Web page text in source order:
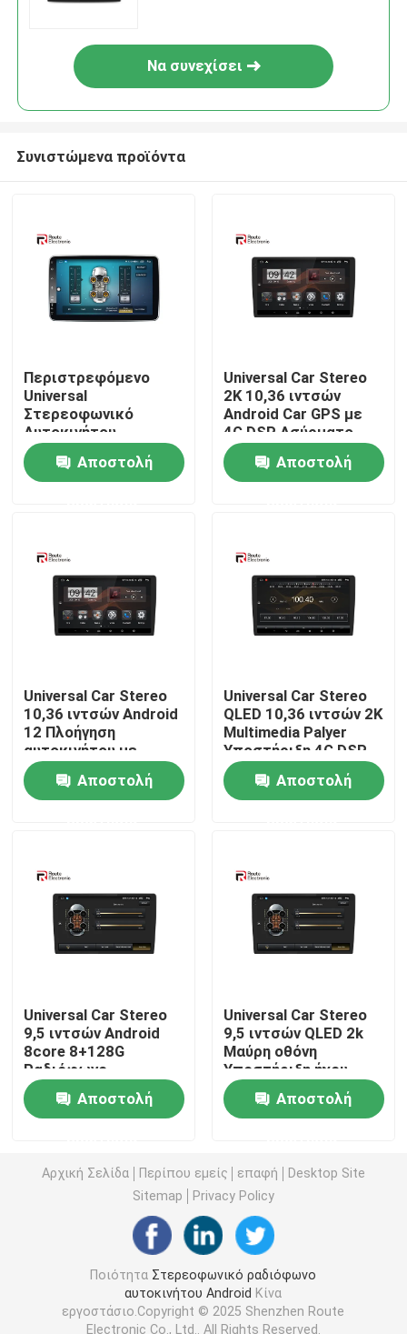
Αρχική Σελίδα
Προϊόντα
Γύρος εργοστασίων
Ποιοτικός έλεγχος
επαφή
Νέα
Όλες οι περιπτώσεις
Στερεοφωνικό ραδιόφωνο αυτοκινήτου Android
Καθολικό στερεοφωνικό συγκρότημα αυτοκινήτων
Ραδιόφωνο αυτοκινήτου cOem
τηλεοπτική διεπαφή αυτοκινήτων
360 Πανοραμική κάμερα αυτοκινήτου
Να συνεχίσει
Συνιστώμενα προϊόντα
Περιστρεφόμενο
Universal
Στερεοφωνικό
Αυτοκινήτου,
Ραδιόφωνο διπλού
Din 10,1 ιντσών με
κάμερα πανοράματος
Αποστολή
Universal Car Stereo
2K 10,36 ιντσών
Android Car GPS με
4G DSP Ασύρματο
Carplay Car
MultimediaΑποστολή
Universal Car Stereo
10,36 ιντσών Android
12 Πλοήγηση
αυτοκινήτου με
μαύρη οθόνη 2 k 4G
DSP
Αποστολή
Universal Car Stereo
QLED 10,36 ιντσών 2K
Multimedia Palyer
Υποστήριξη 4G DSP
Ενσωματωμένο
σύστημα προβολής
πουλιών 360
Αποστολή
Universal Car Stereo
9,5 ιντσών Android
8core 8+128G
Ραδιόφωνο
αυτοκινήτου με Wifi
Bluetooth 4G DSP
Ασύρματο Carplay
Αποστολή
Universal Car Stereo
9,5 ιντσών QLED 2k
Μαύρη οθόνη
Υποστήριξη ήχου
αυτοκινήτου
Ενσωματωμένη
πανοραμική κάμερα
Αποστολή
Αρχική Σελίδα Περίπου εμείς επαφή
Desktop Site
Sitemap
Privacy Policy
Ποιότητα Στερεοφωνικό ραδιόφωνο
αυτοκινήτου Android Κίνα
εργοστάσιο.Copyright © 2025 Shenzhen Route
Electronic Co., Ltd.. All Rights Reserved.